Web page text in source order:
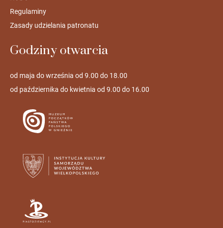
Regulaminy
Zasady udzielania patronatu
Godziny otwarcia
od maja do września od 9.00 do 18.00
od października do kwietnia od 9.00 do 16.00